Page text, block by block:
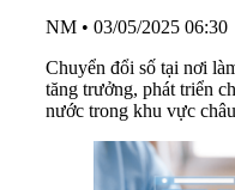
NM • 03/05/2025 06:30
Chuyển đổi số tại nơi
tăng trưởng, phát triển
nước trong khu vực